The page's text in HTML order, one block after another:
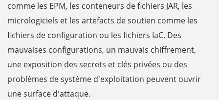
comme les EPM, les conteneurs de fichiers JAR, les
micrologiciels et les artefacts de soutien comme les
fichiers de configuration ou les fichiers IaC. Des
mauvaises configurations, un mauvais chiffrement,
une exposition des secrets et clés privées ou des
problèmes de système d'exploitation peuvent ouvrir
une surface d'attaque.